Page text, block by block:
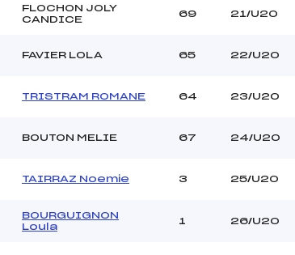
FLOCHON JOLY
CANDICE
69 21/U20
FAVIER LOLA 65 22/U20
TRISTRAM ROMANE 64 23/U20
BOUTON MELIE 67 24/U20
TAIRRAZ Noemie 3 25/U20
BOURGUIGNON
Loula
1 26/U20